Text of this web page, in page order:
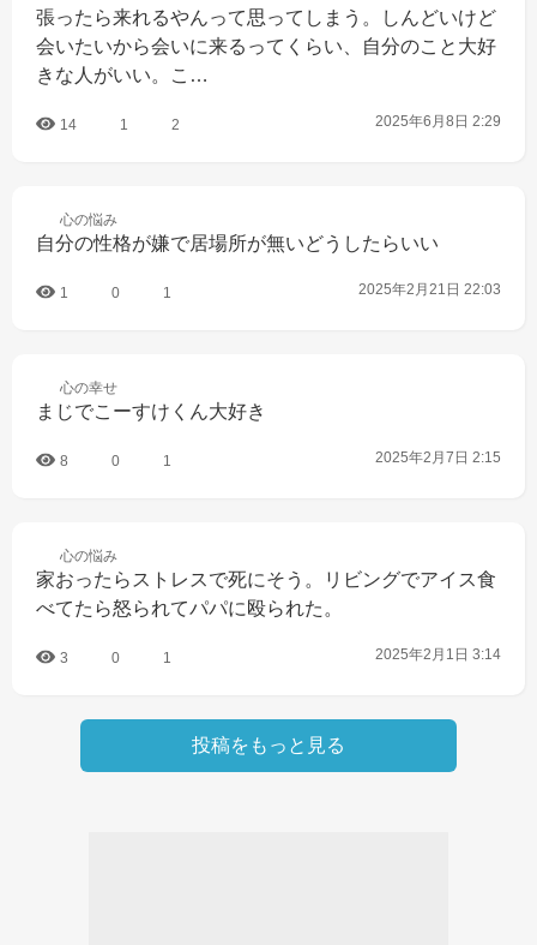
張ったら来れるやんって思ってしまう。しんどいけど
会いたいから会いに来るってくらい、自分のこと大好
きな人がいい。こ…
14 1 2 2025年6月8日 2:29
心の悩み
自分の性格が嫌で居場所が無いどうしたらいい
1 0 1 2025年2月21日 22:03
心の幸せ
まじでこーすけくん大好き
8 0 1 2025年2月7日 2:15
心の悩み
家おったらストレスで死にそう。リビングでアイス食
べてたら怒られてパパに殴られた。
3 0 1 2025年2月1日 3:14
投稿をもっと見る